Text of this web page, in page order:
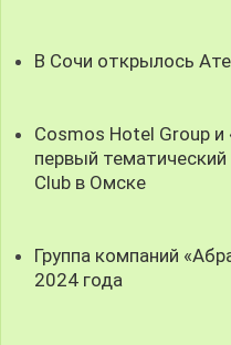
В Сочи открылось
Cosmos Hotel Group
первый
Club в Омске
Группа компаний
2024 года